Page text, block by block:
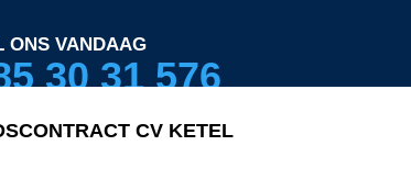
ONS VANDAAG
30 31 576
CV KETEL